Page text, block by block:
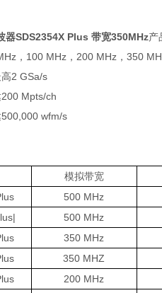
器SDS2354X Plus 带宽350MHz产
，100 MHz，200 MHz，350
2 GSa/s
Mpts/ch
wfm/s
模拟带宽
500 MHz
500 MHz
350 MHz
350 MHZ
200 MHz